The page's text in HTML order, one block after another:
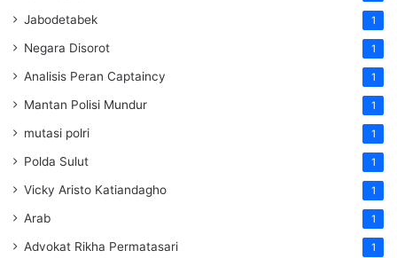
Jabodetabek 1
Negara Disorot 1
Analisis Peran Captaincy 1
Mantan Polisi Mundur 1
mutasi polri 1
Polda Sulut 1
Vicky Aristo Katiandagho 1
Arab 1
Advokat Rikha Permatasari 1